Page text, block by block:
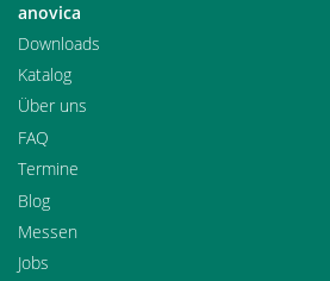
anovica
Downloads
Katalog
Über uns
FAQ
Termine
Blog
Messen
Jobs